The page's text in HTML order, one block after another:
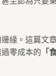
緣。這篇文
零成本的 「